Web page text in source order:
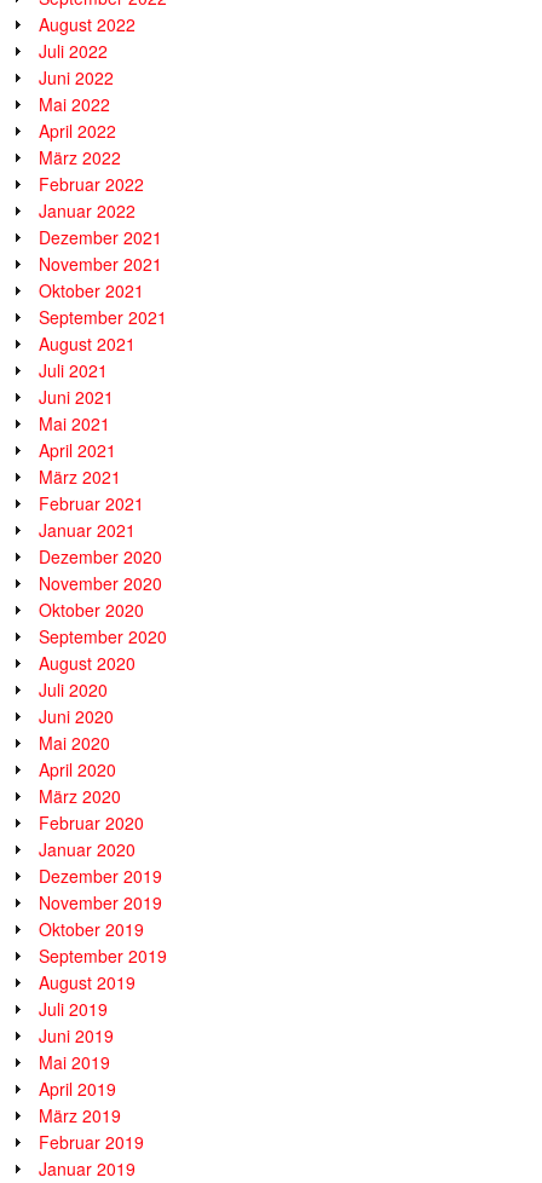
August 2022
Juli 2022
Juni 2022
Mai 2022
April 2022
März 2022
Februar 2022
Januar 2022
Dezember 2021
November 2021
Oktober 2021
September 2021
August 2021
Juli 2021
Juni 2021
Mai 2021
April 2021
März 2021
Februar 2021
Januar 2021
Dezember 2020
November 2020
Oktober 2020
September 2020
August 2020
Juli 2020
Juni 2020
Mai 2020
April 2020
März 2020
Februar 2020
Januar 2020
Dezember 2019
November 2019
Oktober 2019
September 2019
August 2019
Juli 2019
Juni 2019
Mai 2019
April 2019
März 2019
Februar 2019
Januar 2019